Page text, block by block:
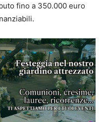
fino a 350.000 euro